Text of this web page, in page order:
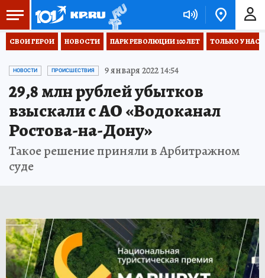
СВОИ ГЕРОИ НОВОСТИ ПАРК РЕВОЛЮЦИИ 100 ЛЕТ ТОЛЬКО У НАС
НОВОСТИ ПРОИСШЕСТВИЯ 9 января 2022 14:54
29,8 млн рублей убытков
взыскали с АО «Водоканал
Ростова-на-Дону»
Такое решение приняли в Арбитражном
суде